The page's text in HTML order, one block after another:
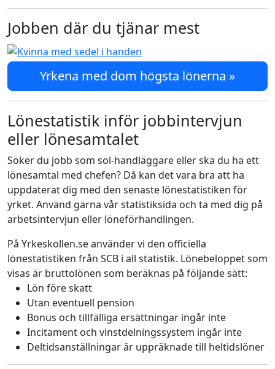
Jobben där du tjänar mest
Yrkena med dom högsta lönerna »
Lönestatistik inför jobbintervjun
eller lönesamtalet
Söker du jobb som sol-handläggare eller ska du ha ett
lönesamtal med chefen? Då kan det vara bra att ha
uppdaterat dig med den senaste lönestatistiken för
yrket. Använd gärna vår statistiksida och ta med dig på
arbetsintervjun eller löneförhandlingen.
På Yrkeskollen.se använder vi den officiella
lönestatistiken från SCB i all statistik. Lönebeloppet som
visas är bruttolönen som beräknas på följande sätt:
Lön före skatt
Utan eventuell pension
Bonus och tillfälliga ersättningar ingår inte
Incitament och vinstdelningssystem ingår inte
Deltidsanställningar är uppräknade till heltidslöner